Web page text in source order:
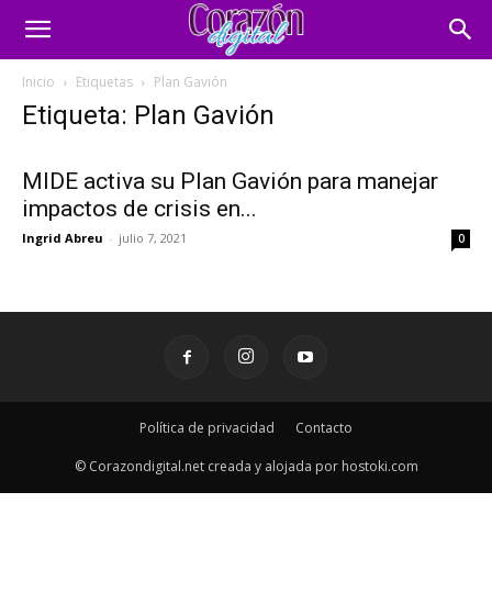
Inicio Etiquetas Plan Gavión
Etiqueta: Plan Gavión
MIDE activa su Plan Gavión para manejar
impactos de crisis en...
Ingrid Abreu - julio 7, 2021 0
Política de privacidad Contacto
© Corazondigital.net creada y alojada por hostoki.com